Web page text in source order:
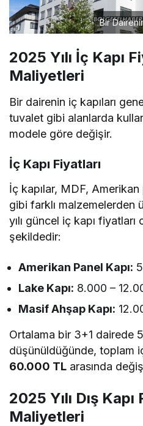
Bir
2025 Yılı İç Kapı
Maliyetleri
Bir dairenin iç kapıları
tuvalet gibi alanlarda
modele göre değişir.
İç Kapı Fiyatları
İç kapılar, MDF,
gibi farklı malzemelerden
yılı güncel iç kapı
şekildedir:
Amerikan Panel Kapı:
Lake Kapı: 8.000 –
Masif Ahşap Kapı:
Ortalama bir 3+1 dairede
düşünüldüğünde, toplam
60.000 TL arasında
2025 Yılı Dış
Maliyetleri